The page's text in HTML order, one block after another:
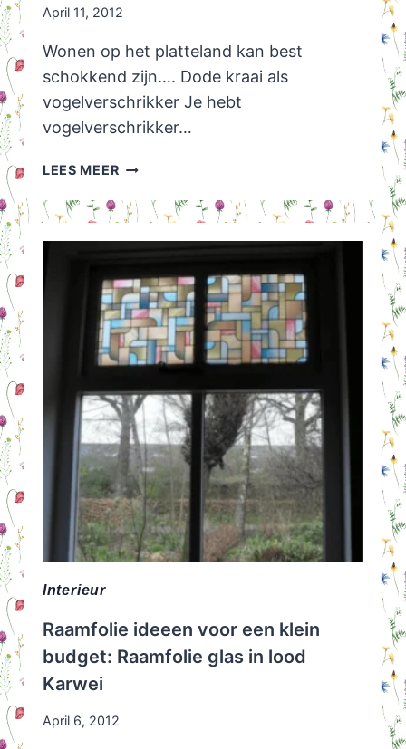
April 11, 2012
Wonen op het platteland kan best
schokkend zijn…. Dode kraai als
vogelverschrikker Je hebt
vogelverschrikker…
LEES MEERVOGELVERSCHRIKKER:
KRAAI
VOGELVERSCHRIKKER
INSPIRATIE!
Interieur
Raamfolie ideeen voor een klein
budget: Raamfolie glas in lood
Karwei
April 6, 2012